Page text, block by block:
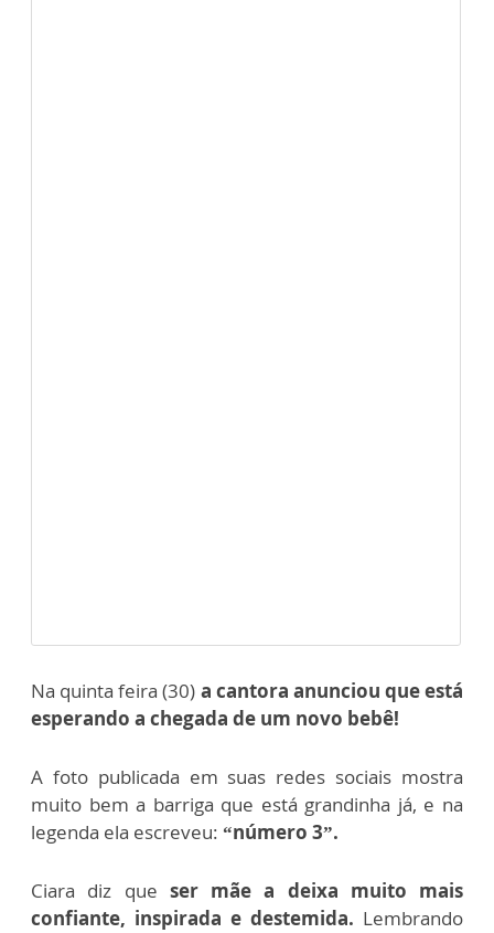
Na quinta feira (30) a cantora anunciou que está
esperando a chegada de um novo bebê!
A foto publicada em suas redes sociais mostra
muito bem a barriga que está grandinha já, e na
legenda ela escreveu: “número 3”.
Ciara diz que ser mãe a deixa muito mais
confiante, inspirada e destemida. Lembrando